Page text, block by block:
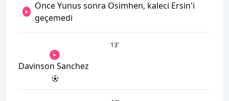
Önce Yunus sonra Osimhen, kaleci Ersin'i
geçemedi
13’
Davinson Sanchez